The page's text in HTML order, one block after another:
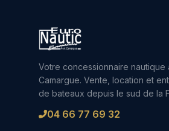
Votre concessionnaire nautique
Camargue. Vente, location et
de bateaux depuis le sud de la
04 66 77 69 32